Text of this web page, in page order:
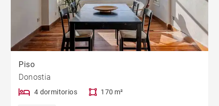
Piso
Donostia
4 dormitorios 170 m²